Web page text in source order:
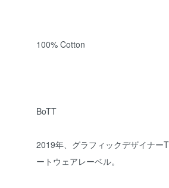
100% Cotton
BoTT
2019年、グラフィックデザイナー
ートウェアレーベル。